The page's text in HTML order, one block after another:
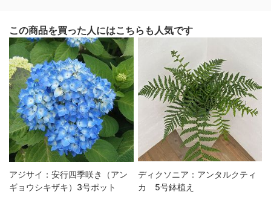
この商品を買った人にはこちらも人気です
アジサイ：安行四季咲き（アン
ギョウシキザキ）3号ポット
ディクソニア：アンタルクティ
カ 5号鉢植え